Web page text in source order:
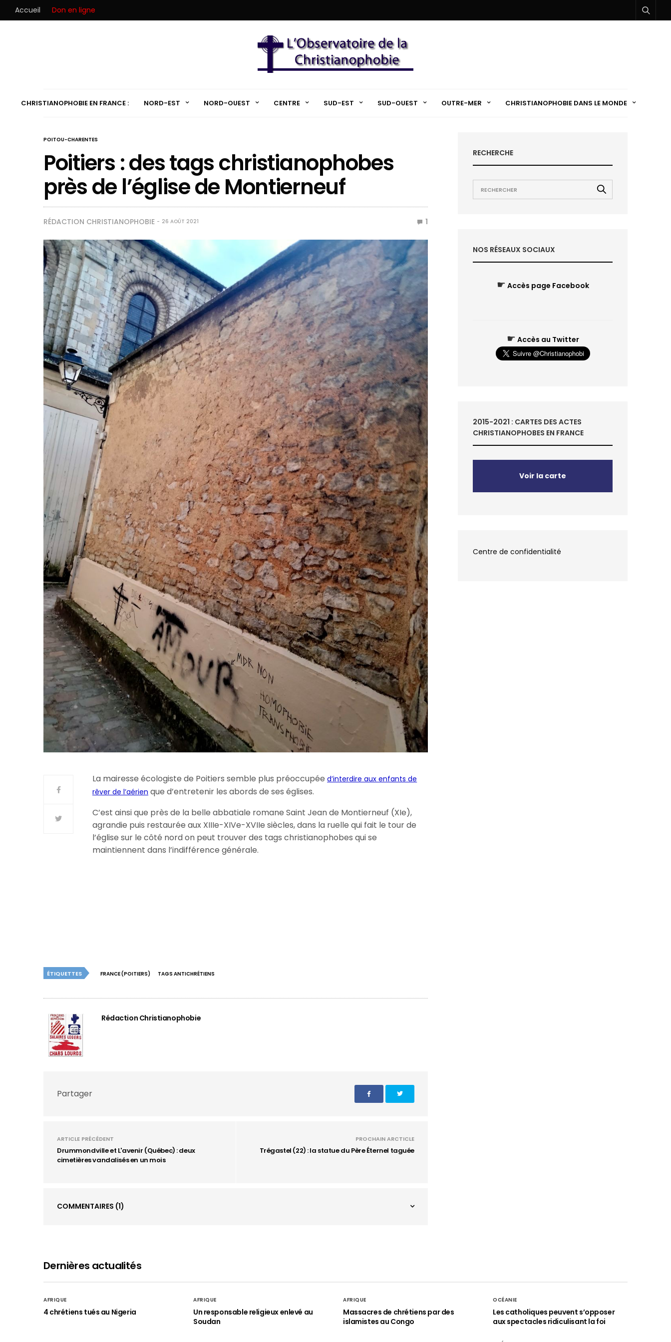
Accueil Don en ligne
CHRISTIANOPHOBIE EN FRANCE : NORD-EST NORD-OUEST CENTRE SUD-EST SUD-OUEST OUTRE-MER CHRISTIANOPHOBIE DANS LE MONDE
POITOU-CHARENTES
Poitiers : des tags christianophobes
près de l’église de Montierneuf
RÉDACTION CHRISTIANOPHOBIE 26 AOÛT 2021 1
La mairesse écologiste de Poitiers semble plus préoccupéed’interdire aux enfants de
rêver de l’aérien que d’entretenir les abords de ses églises.
C’est ainsi que près de la belle abbatiale romane Saint Jean de Montierneuf (XIe),
agrandie puis restaurée aux XIIIe-XIVe-XVIIe siècles, dans la ruelle qui fait le tour de
l’église sur le côté nord on peut trouver des tags christianophobes qui se
maintiennent dans l’indifférence générale.
ÉTIQUETTES FRANCE (POITIERS) TAGS ANTICHRÉTIENS
Rédaction Christianophobie
Partager
ARTICLE PRÉCÉDENT
Drummondville et L'avenir (Québec) : deux
cimetières vandalisés en un mois
PROCHAIN ARCTICLE
Trégastel (22) : la statue du Père Éternel taguée
COMMENTAIRES (1)
RECHERCHE
NOS RÉSEAUX SOCIAUX
☛ Accès page Facebook
☛ Accès au Twitter
2015-2021 : CARTES DES ACTES
CHRISTIANOPHOBES EN FRANCE
Voir la carte
Centre de confidentialité
Dernières actualités
AFRIQUE
4 chrétiens tués au Nigeria
AFRIQUE
Un responsable religieux enlevé au
Soudan
AFRIQUE
Massacres de chrétiens par des
islamistes au Congo
OCÉANIE
Les catholiques peuvent s’opposer
aux spectacles ridiculisant la foi